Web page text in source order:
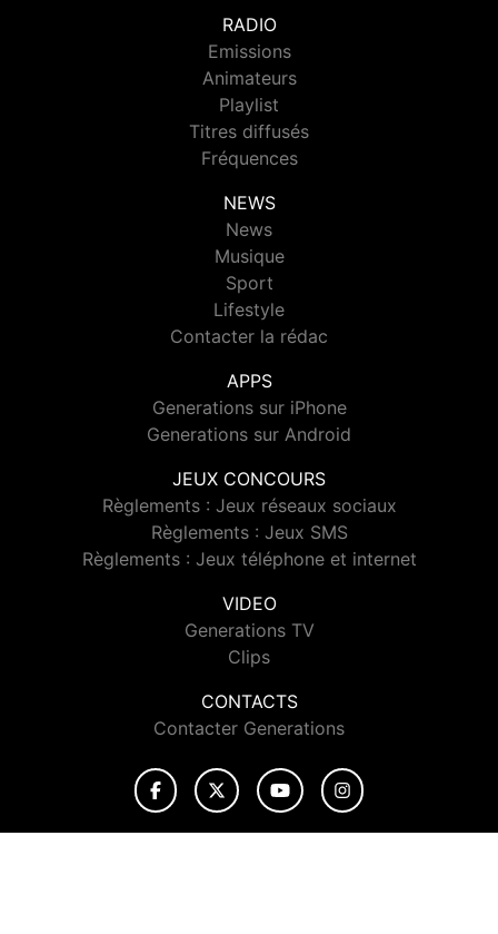
RADIO
Emissions
Animateurs
Playlist
Titres diffusés
Fréquences
NEWS
News
Musique
Sport
Lifestyle
Contacter la rédac
APPS
Generations sur iPhone
Generations sur Android
JEUX CONCOURS
Règlements : Jeux réseaux sociaux
Règlements : Jeux SMS
Règlements : Jeux téléphone et internet
VIDEO
Generations TV
Clips
CONTACTS
Contacter Generations